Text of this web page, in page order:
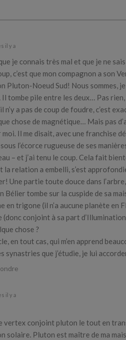
il y a
je connais très mal et que je ne
c’est que mon compagnon a son
Pluton-Noeud Sud! Nous sommes,
tombe pile entre les deux… Pas rien,
n’y a pas de coup de foudre, c’est
chose de magnétique… Mais pas
Il me disait, avec une franchise
l’écorce rugueuse de ses
– et j’ai tenu le coup. Cela fait
la relation a embelli, s’est
Une partie toute douce dans
Bélier tombe sur la cuspide de sa
en trigone (il n’a aucune planète en
(donc conjoint à sa part
chose ?
en tout cas, qui m’en apprend
synastries que j’étudie, je lui
il y a
vertex conjoint pluton le tout en
solaire. Pluton est maître de ma